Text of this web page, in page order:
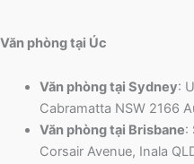
Văn phòng tại Úc
Văn phòng tại Sydney:
Cabramatta NSW 2166
Văn phòng tại Brisbane:
Corsair Avenue, Inala